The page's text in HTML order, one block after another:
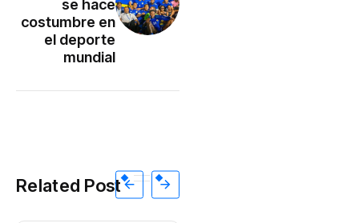
se hace
costumbre en
el deporte
mundial
Related Post